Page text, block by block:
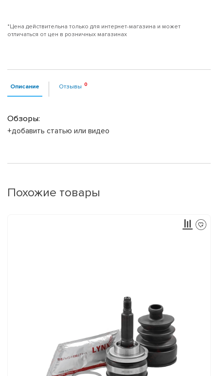
*Цена действительна только для интернет-магазина и может
отличаться от цен в розничных магазинах
Описание Отзывы
Обзоры:
+добавить статью или видео
Похожие товары